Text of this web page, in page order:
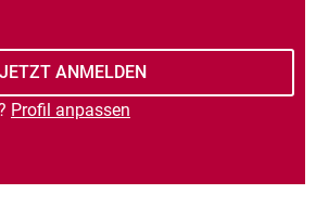
Profil anpassen